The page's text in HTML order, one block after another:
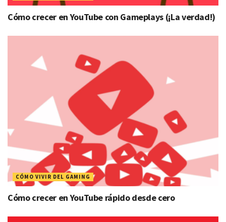
Cómo crecer en YouTube con Gameplays (¡La verdad!)
CÓMO VIVIR DEL GAMING
Cómo crecer en YouTube rápido desde cero